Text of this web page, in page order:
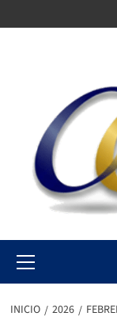
al
Menu
INICIO 2026